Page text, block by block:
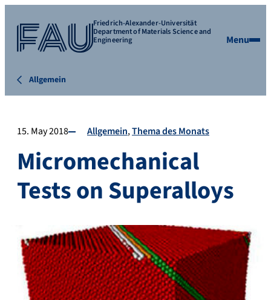
Friedrich-Alexander-Universität
Department of Materials Science and
Engineering Menu
Allgemein
15. May 2018 Allgemein Thema des Monats
Micromechanical
Tests on Superalloys